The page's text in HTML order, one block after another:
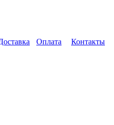
Оплата Контакты